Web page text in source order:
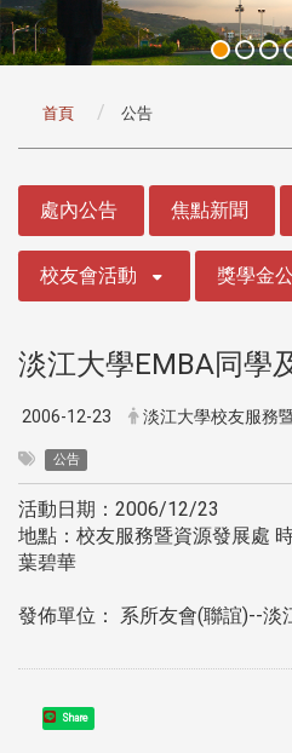
首頁 公告
處內公告 焦點新聞
校友會活動 獎學金
淡江大學EMBA同學
2006-12-23 淡江大學校友服務
公告
活動日期：2006/12/23
地點：校友服務暨資源發展處
葉碧華
發佈單位： 系所友會(聯誼)--淡
Share